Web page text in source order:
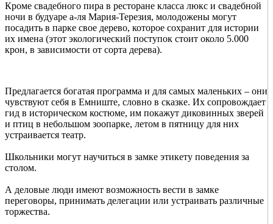
Кроме свадебного пира в ресторане класса люкс и свадебной
ночи в будуаре а-ля Мария-Терезия, молодожены могут
посадить в парке свое дерево, которое сохранит для истории
их имена (этот экологический поступок стоит около 5.000
крон, в зависимости от сорта дерева).
Предлагается богатая программа и для самых маленьких – они
чувствуют себя в Емниште, словно в сказке. Их сопровождает
гид в историческом костюме, им покажут диковинных зверей
и птиц в небольшом зоопарке, летом в пятницу для них
устраивается театр.
Школьники могут научиться в замке этикету поведения за
столом.
А деловые люди имеют возможность вести в замке
переговоры, принимать делегации или устраивать различные
торжества.